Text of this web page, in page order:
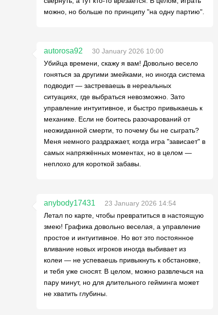
можно, но больше по принципу "на одну партию".
autorosa92
30 January 2026 10:00
Убийца времени, скажу я вам! Довольно весело
гоняться за другими змейками, но иногда система
подводит — застреваешь в нереальных
ситуациях, где выбраться невозможно. Зато
управление интуитивное, и быстро привыкаешь к
механике. Если не боитесь разочарований от
неожиданной смерти, то почему бы не сыграть?
Меня немного раздражает, когда игра "зависает" в
самых напряжённых моментах, но в целом —
неплохо для короткой забавы.
anybody17431
23 January 2026 14:54
Летал по карте, чтобы превратиться в настоящую
змею! Графика довольно веселая, а управление
простое и интуитивное. Но вот это постоянное
вливание новых игроков иногда выбивает из
колеи — не успеваешь привыкнуть к обстановке,
и тебя уже сносят. В целом, можно развлечься на
пару минут, но для длительного гейминга может
не хватить глубины.